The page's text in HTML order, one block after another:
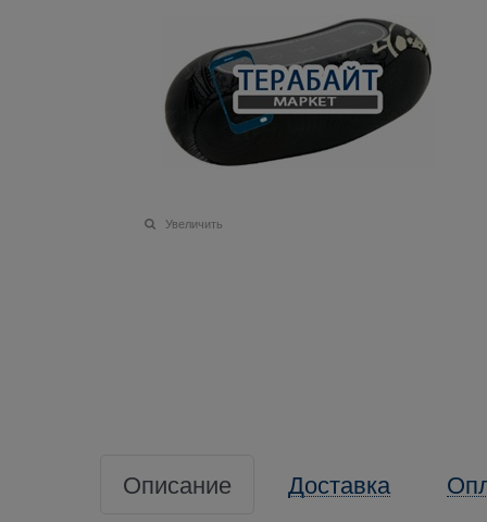
Увеличить
Описание Доставка